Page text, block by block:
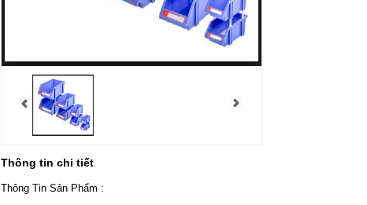
Thông tin chi tiết
Thông Tin Sản Phẩm :